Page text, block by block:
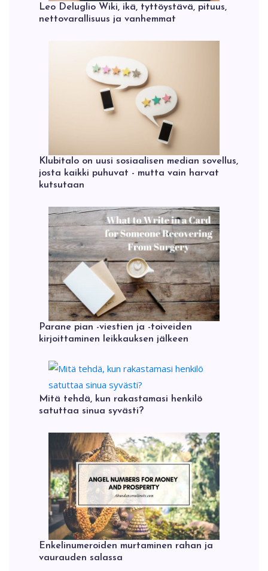
Leo Deluglio Wiki, ikä, tyttöystävä, pituus,
nettovarallisuus ja vanhemmat
Klubitalo on uusi sosiaalisen median sovellus,
josta kaikki puhuvat - mutta vain harvat
kutsutaan
Parane pian -viestien ja -toiveiden
kirjoittaminen leikkauksen jälkeen
Mitä tehdä, kun rakastamasi henkilö
satuttaa sinua syvästi?
Enkelinumeroiden murtaminen rahan ja
vaurauden salassa